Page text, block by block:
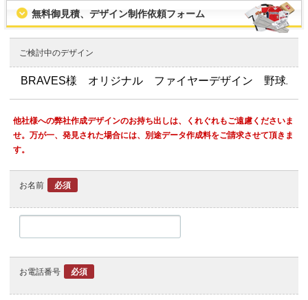
無料御見積、デザイン制作依頼フォーム
ご検討中のデザイン
他社様への弊社作成デザインのお持ち出しは、くれぐれもご遠慮くださいま
せ。万が一、発見された場合には、別途データ作成料をご請求させて頂きま
す。
お名前 必須
お電話番号 必須